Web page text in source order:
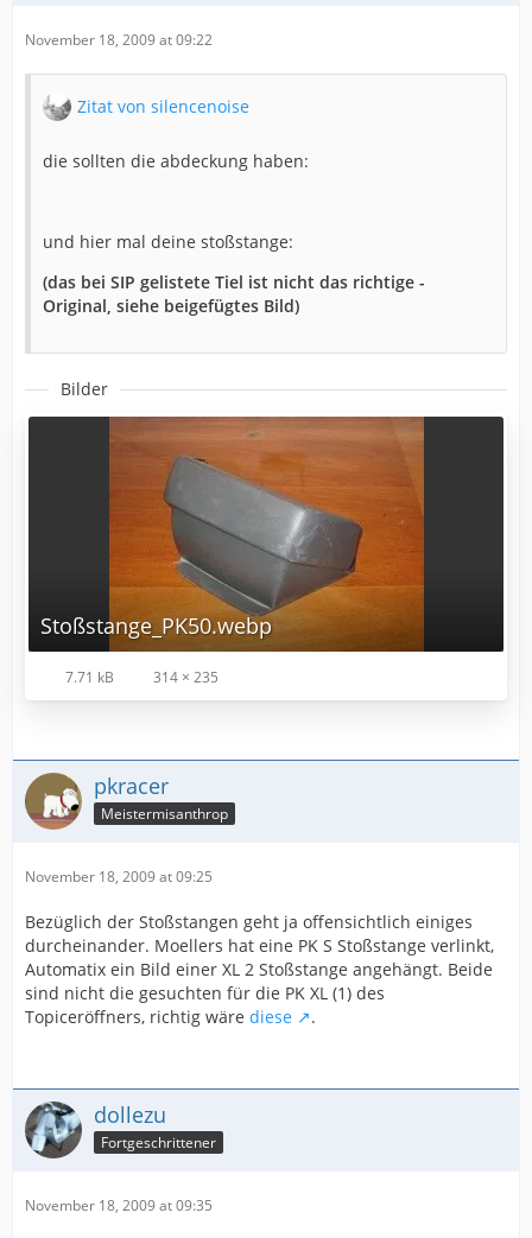
November 18, 2009 at 09:22
Zitat von silencenoise
die sollten die abdeckung haben:
und hier mal deine stoßstange:
(das bei SIP gelistete Tiel ist nicht das richtige -
Original, siehe beigefügtes Bild)
Bilder
Stoßstange_PK50.webp
7.71 kB 314 × 235
pkracer
Meistermisanthrop
November 18, 2009 at 09:25
Bezüglich der Stoßstangen geht ja offensichtlich einiges
durcheinander. Moellers hat eine PK S Stoßstange verlinkt,
Automatix ein Bild einer XL 2 Stoßstange angehängt. Beide
sind nicht die gesuchten für die PK XL (1) des
Topiceröffners, richtig wäre diese .
dollezu
Fortgeschrittener
November 18, 2009 at 09:35